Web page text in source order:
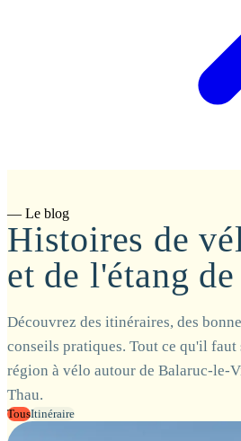
— Le blog
Histoires de
et de l'étang
Découvrez des itinéraires, des
conseils pratiques. Tout ce qu'il
région à vélo autour de Balaruc-le-
Thau.
TousItinéraire